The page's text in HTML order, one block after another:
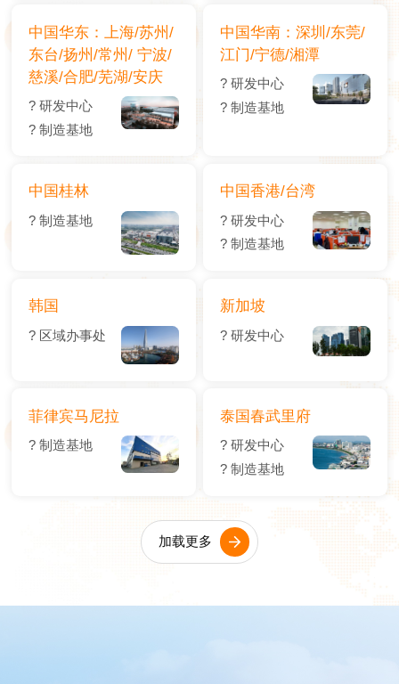
中国华东：上海/苏州/
东台/扬州/常州/ 宁波/
慈溪/合肥/芜湖/安庆
? 研发中心
? 制造基地
中国华南：深圳/东莞/
江门/宁德/湘潭
? 研发中心
? 制造基地
中国桂林
? 制造基地
中国香港/台湾
? 研发中心
? 制造基地
韩国
? 区域办事处
新加坡
? 研发中心
菲律宾马尼拉
? 制造基地
泰国春武里府
? 研发中心
? 制造基地
加载更多